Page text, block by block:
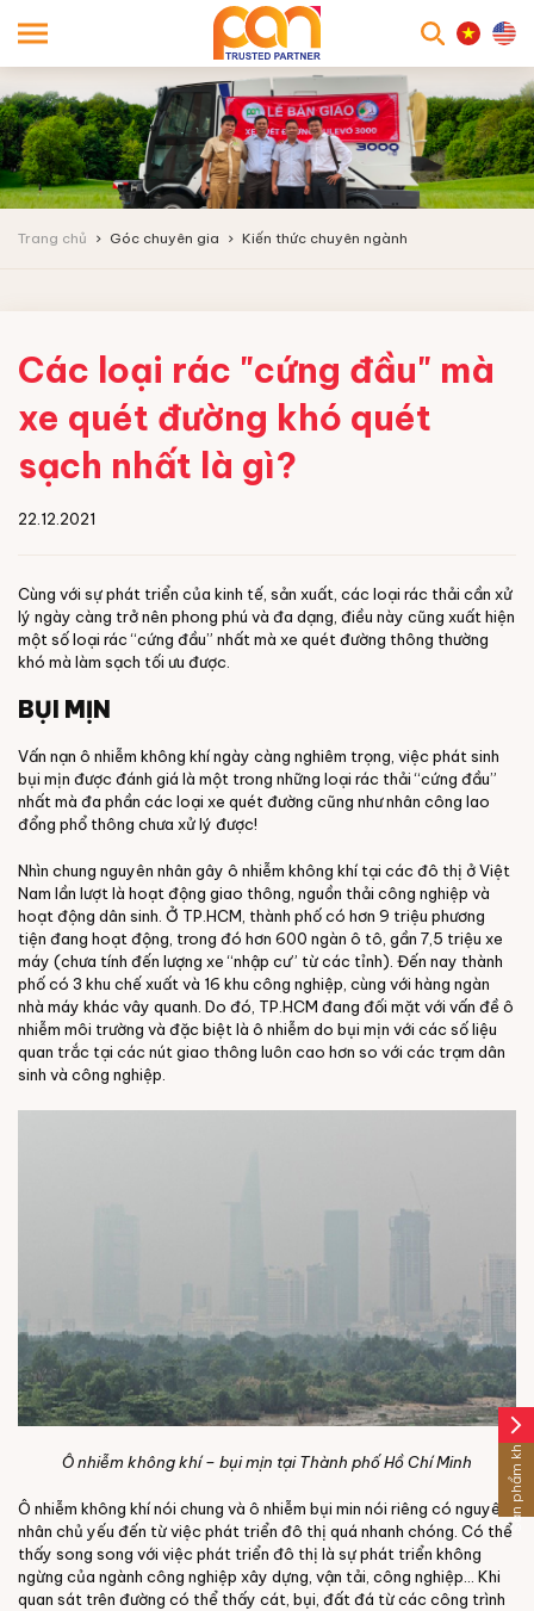
Trang chủ Góc chuyên gia Kiến thức chuyên ngành
Các loại rác "cứng đầu" mà
xe quét đường khó quét
sạch nhất là gì?
22.12.2021
Cùng với sự phát triển của kinh tế, sản xuất, các loại rác thải cần xử
lý ngày càng trở nên phong phú và đa dạng, điều này cũng xuất hiện
một số loại rác “cứng đầu” nhất mà xe quét đường thông thường
khó mà làm sạch tối ưu được.
BỤI MỊN
Vấn nạn ô nhiễm không khí ngày càng nghiêm trọng, việc phát sinh
bụi mịn được đánh giá là một trong những loại rác thải “cứng đầu”
nhất mà đa phần các loại xe quét đường cũng như nhân công lao
đổng phổ thông chưa xử lý được!
Nhìn chung nguyên nhân gây ô nhiễm không khí tại các đô thị ở Việt
Nam lần lượt là hoạt động giao thông, nguồn thải công nghiệp và
hoạt động dân sinh. Ở TP.HCM, thành phố có hơn 9 triệu phương
tiện đang hoạt động, trong đó hơn 600 ngàn ô tô, gần 7,5 triệu xe
máy (chưa tính đến lượng xe “nhập cư” từ các tỉnh). Đến nay thành
phố có 3 khu chế xuất và 16 khu công nghiệp, cùng với hàng ngàn
nhà máy khác vây quanh. Do đó, TP.HCM đang đối mặt với vấn đề ô
nhiễm môi trường và đặc biệt là ô nhiễm do bụi mịn với các số liệu
quan trắc tại các nút giao thông luôn cao hơn so với các trạm dân
sinh và công nghiệp.
Ô nhiễm không khí – bụi mịn tại Thành phố Hồ Chí Minh
Ô nhiễm không khí nói chung và ô nhiễm bụi min nói riêng có nguyên
nhân chủ yếu đến từ việc phát triển đô thị quá nhanh chóng. Có thể
thấy song song với việc phát triển đô thị là sự phát triển không
ngừng của ngành công nghiệp xây dựng, vận tải, công nghiệp… Khi
quan sát trên đường có thể thấy cát, bụi, đất đá từ các công trình
arrow_forward_ios
Sản phẩm khác